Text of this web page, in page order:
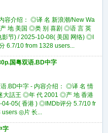
容介绍： ◎译 名 新浪潮/New Wa
地 美国 ◎类 别 喜剧 ◎语 言 英
节) / 2025-10-08( 美国 网络) ◎I
6.7/10 from 1328 users...
国粤双语.BD中字
.BD中字 - 内容介绍： ◎译 名 情
大話王 ◎年 代 2001 ◎产 地 香港
05( 香港 ) ◎IMDb评分 5.7/10 fr
users ◎片 长...
字